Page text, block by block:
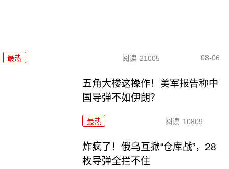
最热 阅读 21005 08-06
五角大楼这操作！美军报告称中
国导弹不如伊朗？
最热 阅读 10809
炸疯了！俄乌互掀“仓库战”，28
枚导弹全拦不住